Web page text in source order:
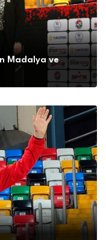
Madalya ve